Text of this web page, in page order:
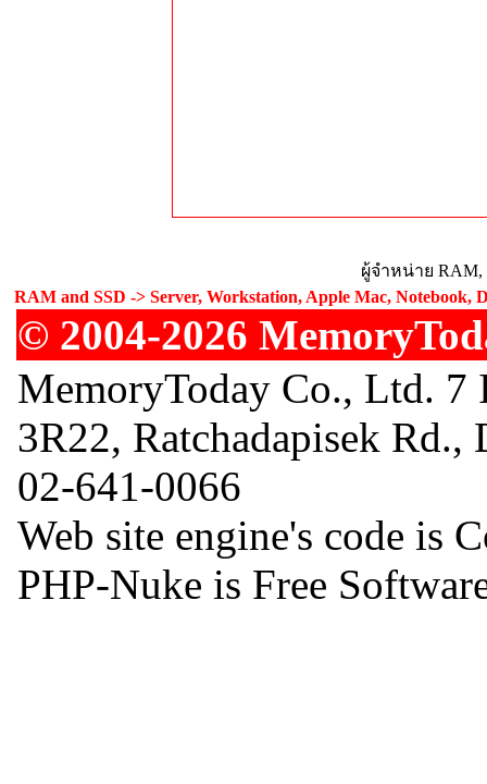
ผู้จำหน่าย RAM,
RAM and SSD -> Server, Workstation, Apple Mac, Notebook,
© 2004-2026
MemoryToday Co., Ltd.
3R22, Ratchadapisek
02-641-0066
Web site engine's code is
PHP-Nuke is Free